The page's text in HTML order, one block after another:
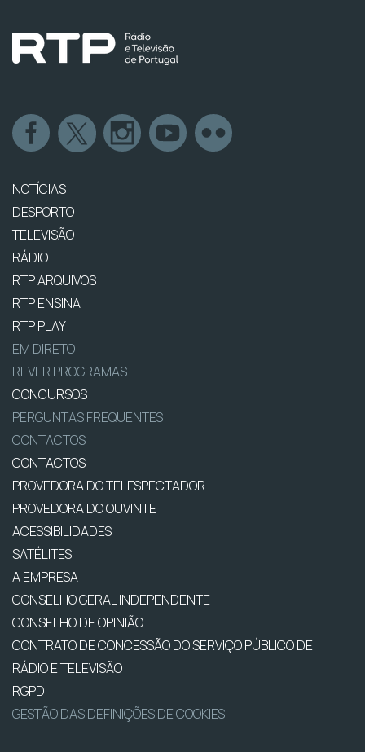
NOTÍCIAS
DESPORTO
TELEVISÃO
RÁDIO
RTP ARQUIVOS
RTP ENSINA
RTP PLAY
EM DIRETO
REVER PROGRAMAS
CONCURSOS
PERGUNTAS FREQUENTES
CONTACTOS
CONTACTOS
PROVEDORA DO TELESPECTADOR
PROVEDORA DO OUVINTE
ACESSIBILIDADES
SATÉLITES
A EMPRESA
CONSELHO GERAL INDEPENDENTE
CONSELHO DE OPINIÃO
CONTRATO DE CONCESSÃO DO SERVIÇO PÚBLICO DE
RÁDIO E TELEVISÃO
RGPD
GESTÃO DAS DEFINIÇÕES DE COOKIES